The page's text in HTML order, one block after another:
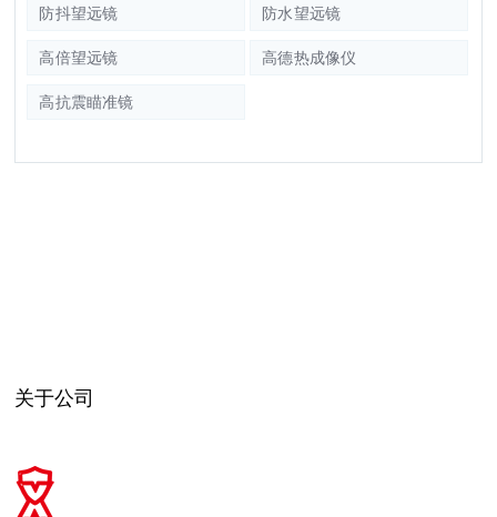
防抖望远镜 防水望远镜
高倍望远镜 高德热成像仪
高抗震瞄准镜
关于公司